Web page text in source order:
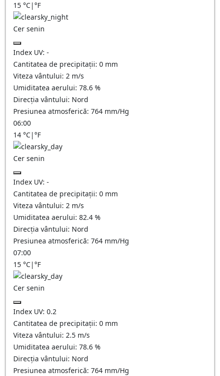
15 °C|°F
Cer senin
Index UV: -
Cantitatea de precipitații: 0 mm
Viteza vântului: 2 m/s
Umiditatea aerului: 78.6 %
Direcția vântului: Nord
Presiunea atmosferică: 764 mm/Hg
06:00
14 °C|°F
Cer senin
Index UV: -
Cantitatea de precipitații: 0 mm
Viteza vântului: 2 m/s
Umiditatea aerului: 82.4 %
Direcția vântului: Nord
Presiunea atmosferică: 764 mm/Hg
07:00
15 °C|°F
Cer senin
Index UV: 0.2
Cantitatea de precipitații: 0 mm
Viteza vântului: 2.5 m/s
Umiditatea aerului: 78.6 %
Direcția vântului: Nord
Presiunea atmosferică: 764 mm/Hg